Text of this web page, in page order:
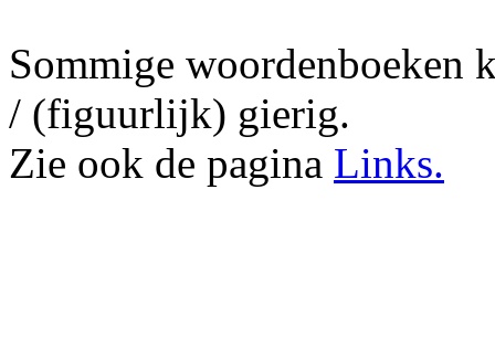
Sommige woordenboeken
/ (figuurlijk) gierig.
Zie ook de pagina Links.